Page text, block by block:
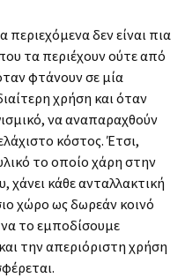
δεν είναι πια
τα περιέχουν ούτε από
φτάνουν σε μία
χρήση και όταν
να αναπαραχθούν
κόστος. Έτσι,
το οποίο χάρη στην
χάνει κάθε ανταλλακτική
χώρο ως δωρεάν κοινό
το εμποδίσουμε
την απεριόριστη χρήση